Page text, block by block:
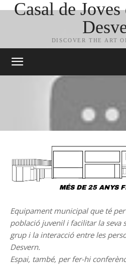
Casal de
DISCOVER THE ART
MÉS DE 25 ANYS
Equipament municipal que té
població juvenil i facilitar la seva
grup i la interacció entre les
Desvern.
Espai, també, per fer-hi